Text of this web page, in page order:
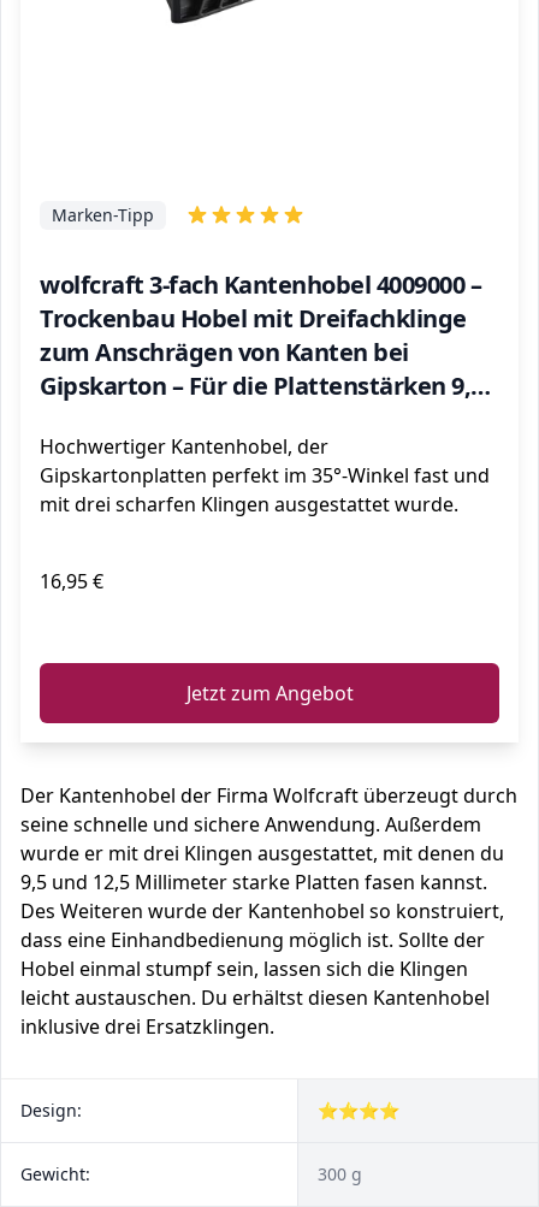
wolfcraft 3-fach Kantenhobel 4009000 –
Trockenbau Hobel mit Dreifachklinge
zum Anschrägen von Kanten bei
Gipskarton – Für die Plattenstärken 9,5
Marken-Tipp
Hochwertiger Kantenhobel, der
Gipskartonplatten perfekt im 35°-Winkel fast und
mit drei scharfen Klingen ausgestattet wurde.
16,95 €
Jetzt zum Angebot
Der Kantenhobel der Firma Wolfcraft überzeugt durch
seine schnelle und sichere Anwendung. Außerdem
wurde er mit drei Klingen ausgestattet, mit denen du
9,5 und 12,5 Millimeter starke Platten fasen kannst.
Des Weiteren wurde der Kantenhobel so konstruiert,
dass eine Einhandbedienung möglich ist. Sollte der
Hobel einmal stumpf sein, lassen sich die Klingen
leicht austauschen. Du erhältst diesen Kantenhobel
inklusive drei Ersatzklingen.
Design: ⭐⭐⭐⭐
Gewicht: 300 g